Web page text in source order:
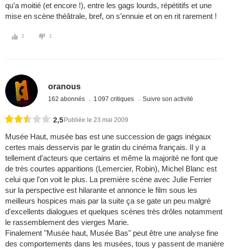
qu’a moitié (et encore !), entre les gags lourds, répétitifs et une
mise en scène théâtrale, bref, on s’ennuie et on en rit rarement !
2 1
oranous
162 abonnés 1 097 critiques Suivre son activité
2,5 Publiée le 23 mai 2009
Musée Haut, musée bas est une succession de gags inégaux
certes mais desservis par le gratin du cinéma français. Il y a
tellement d'acteurs que certains et même la majorité ne font que
de très courtes apparitions (Lemercier, Robin), Michel Blanc est
celui que l'on voit le plus. La première scène avec Julie Ferrier
sur la perspective est hilarante et annonce le film sous les
meilleurs hospices mais par la suite ça se gate un peu malgré
d'excellents dialogues et quelques scènes très drôles notamment
le rassemblement des vierges Marie.
Finalement "Musée haut, Musée Bas" peut être une analyse fine
des comportements dans les musées, tous y passent de manière